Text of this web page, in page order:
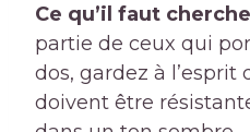
Ce qu’il faut
partie de ceux qui
dos, gardez à l’esprit
doivent être